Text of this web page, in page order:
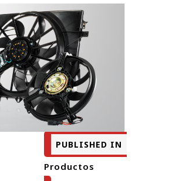
PUBLISHED IN
Productos